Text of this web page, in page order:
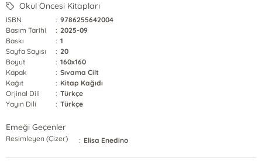
Okul Öncesi Kitapları
ISBN : 9786255642004
Basım Tarihi
: 2025-09
Baskı
: 1
Sayfa Sayısı
: 20
Boyut
: 160x160
Kapak
: Sıvama Cilt
Kağıt
: Kitap Kağıdı
Orjinal Dili
: Türkçe
Yayın Dili
: Türkçe
Emeği Geçenler
Resimleyen (Çizer) : Elisa Enedino